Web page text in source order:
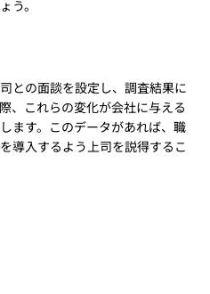
う。
との面談を設定し、調査結果に
、これらの変化が会社に与える
ます。このデータがあれば、職
導入するよう上司を説得するこ